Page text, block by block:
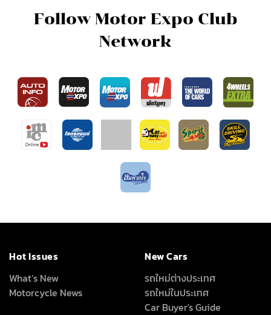
Follow Motor Expo Club
Network
Hot Issues
What’s New
Motorcycle News
New Cars
รถใหม่ต่างประเทศ
รถใหม่ในประเทศ
Car Buyer's Guide